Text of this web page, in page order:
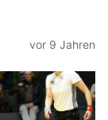
vor 9 Jahren